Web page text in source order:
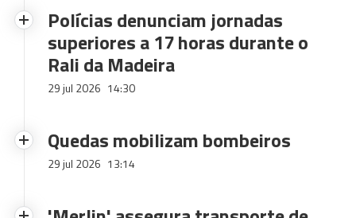
Polícias denunciam jornadas
superiores a 17 horas durante o
Rali da Madeira
29 jul 2026 14:30
Quedas mobilizam bombeiros
29 jul 2026 13:14